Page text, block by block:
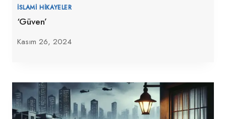
İSLAMI HIKAYELER
‘Güven’
Kasım 26, 2024